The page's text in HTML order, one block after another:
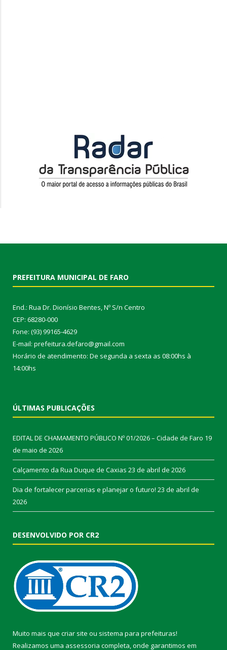
PREFEITURA MUNICIPAL DE FARO
End.: Rua Dr. Dionísio Bentes, Nº S/n Centro
CEP: 68280-000
Fone: (93) 99165-4629
E-mail: prefeitura.defaro@gmail.com
Horário de atendimento: De segunda a sexta as 08:00hs à
14:00hs
ÚLTIMAS PUBLICAÇÕES
EDITAL DE CHAMAMENTO PÚBLICO Nº 01/2026 – Cidade de Faro 19
de maio de 2026
Calçamento da Rua Duque de Caxias 23 de abril de 2026
Dia de fortalecer parcerias e planejar o futuro! 23 de abril de
2026
DESENVOLVIDO POR CR2
Muito mais que criar site ou sistema para prefeituras!
Realizamos uma assessoria completa, onde garantimos em